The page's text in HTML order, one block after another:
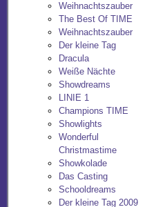
Weihnachtszauber
The Best Of TIME
Weihnachtszauber
Der kleine Tag
Dracula
Weiße Nächte
Showdreams
LINIE 1
Champions TIME
Showlights
Wonderful
Christmastime
Showkolade
Das Casting
Schooldreams
Der kleine Tag 2009